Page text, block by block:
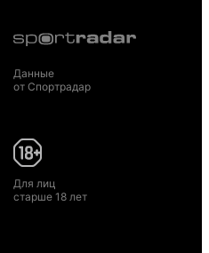
Данные
от Спортрадар
Для лиц
старше 18 лет